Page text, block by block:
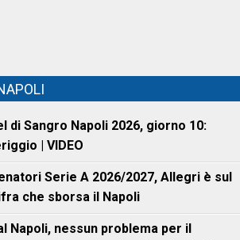
di Sangro Napoli 2026, giorno 10:
| VIDEO
Serie A 2026/2027, Allegri è sul
che sborsa il Napoli
Napoli, nessun problema per il